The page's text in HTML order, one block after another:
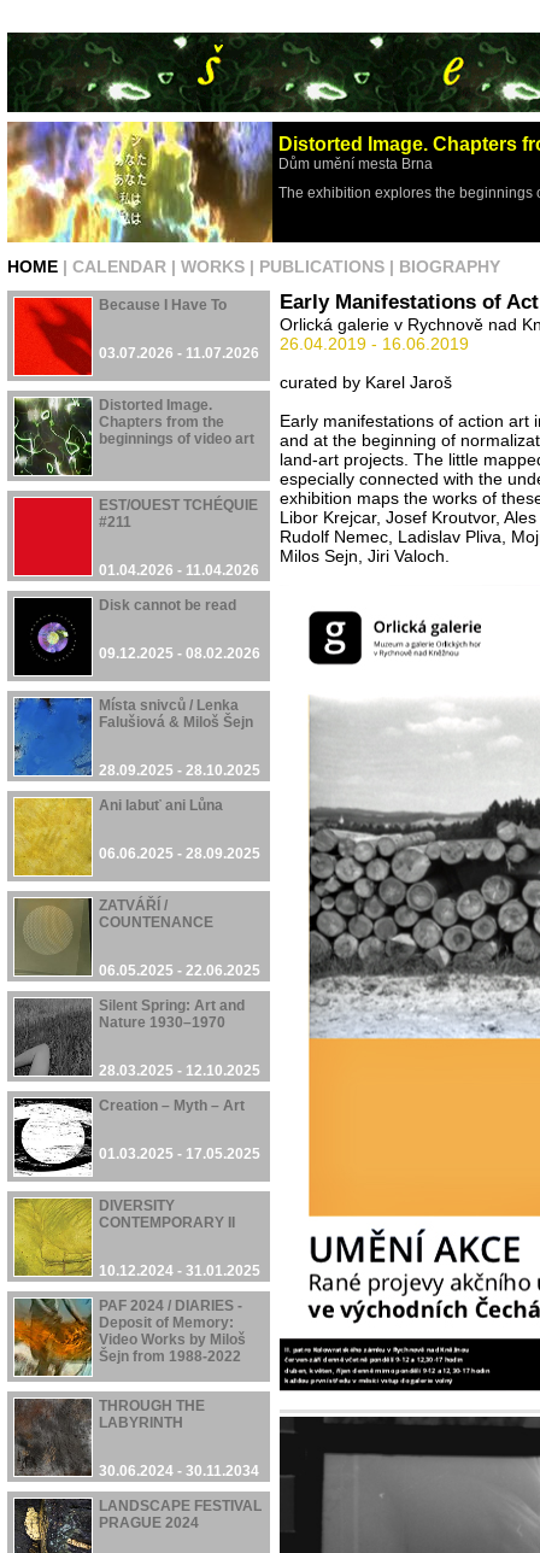
Distorted Image. Chapters
Dům umění mesta Brna
The exhibition explores the
HOME | CALENDAR | WORKS | PUBLICATIONS | BIOGRAPHY
Because I Have To
03.07.2026 - 11.07.2026
Distorted Image.
Chapters from the
beginnings of video art
29.04.2026 - 16.08.2026
EST/OUEST TCHÉQUIE
#211
01.04.2026 - 11.04.2026
Disk cannot be read
09.12.2025 - 08.02.2026
Místa snivců / Lenka
Falušiová & Miloš Šejn
28.09.2025 - 28.10.2025
Ani labuť ani Lůna
06.06.2025 - 28.09.2025
ZATVÁŘÍ /
COUNTENANCE
06.05.2025 - 22.06.2025
Silent Spring: Art and
Nature 1930–1970
28.03.2025 - 12.10.2025
Creation – Myth – Art
01.03.2025 - 17.05.2025
DIVERSITY
CONTEMPORARY II
10.12.2024 - 31.01.2025
PAF 2024 / DIARIES -
Deposit of Memory:
Video Works by Miloš
Šejn from 1988-2022
05.12.2024 - 08.12.2024
THROUGH THE
LABYRINTH
30.06.2024 - 30.11.2034
LANDSCAPE FESTIVAL
PRAGUE 2024
Early Manifestations of
Orlická galerie v Rychnově nad
26.04.2019 - 16.06.2019
curated by Karel Jaroš
Early manifestations of action art
and at the beginning of
land-art projects. The little
especially connected with the
exhibition maps the works of
Libor Krejcar, Josef Kroutvor,
Rudolf Nemec, Ladislav Pliva,
Milos Sejn, Jiri Valoch.